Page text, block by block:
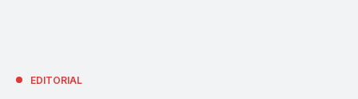
EDITORIAL